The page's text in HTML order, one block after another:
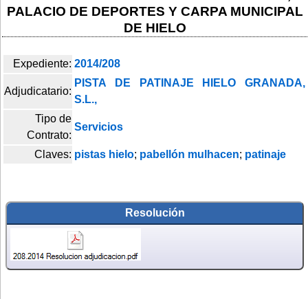
PALACIO DE DEPORTES Y CARPA MUNICIPAL
DE HIELO
Expediente: 2014/208
Adjudicatario:
PISTA DE PATINAJE HIELO GRANADA,
S.L.,
Tipo de
Contrato:
Servicios
Claves: pistas hielo; pabellón mulhacen; patinaje
Resolución